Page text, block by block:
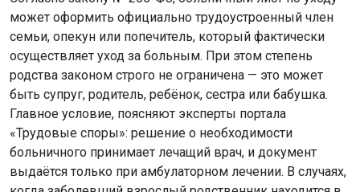
может оформить официально трудоустроенный член
семьи, опекун или попечитель, который фактически
осуществляет уход за больным. При этом степень
родства законом строго не ограничена — это может
быть супруг, родитель, ребёнок, сестра или бабушка.
Главное условие, поясняют эксперты портала
«Трудовые споры»: решение о необходимости
больничного принимает лечащий врач, и документ
выдаётся только при амбулаторном лечении. В случаях,